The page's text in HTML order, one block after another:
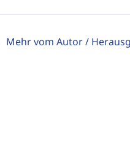
Mehr vom Autor /